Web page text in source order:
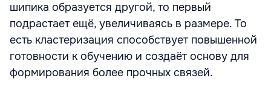
шипика образуется другой, то первый
подрастает ещё, увеличиваясь в размере. То
есть кластеризация способствует повышенной
готовности к обучению и создаёт основу для
формирования более прочных связей.